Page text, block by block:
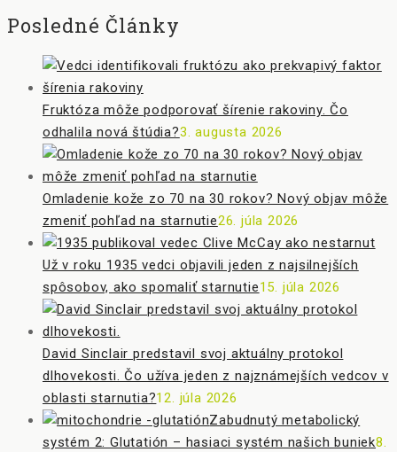
Posledné Články
Fruktóza môže podporovať šírenie rakoviny. Čo
odhalila nová štúdia?3. augusta 2026
Omladenie kože zo 70 na 30 rokov? Nový objav môže
zmeniť pohľad na starnutie26. júla 2026
Už v roku 1935 vedci objavili jeden z najsilnejších
spôsobov, ako spomaliť starnutie15. júla 2026
David Sinclair predstavil svoj aktuálny protokol
dlhovekosti. Čo užíva jeden z najznámejších vedcov v
oblasti starnutia?12. júla 2026
Zabudnutý metabolický
systém 2: Glutatión – hasiaci systém našich buniek8.